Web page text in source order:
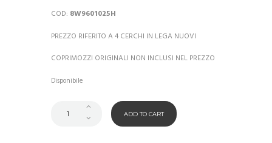
COD: 8W9601025H
PREZZO RIFERITO A 4 CERCHI IN LEGA NUOVI
COPRIMOZZI ORIGINALI NON INCLUSI NEL PREZZO
Disponibile
ADD TO CART